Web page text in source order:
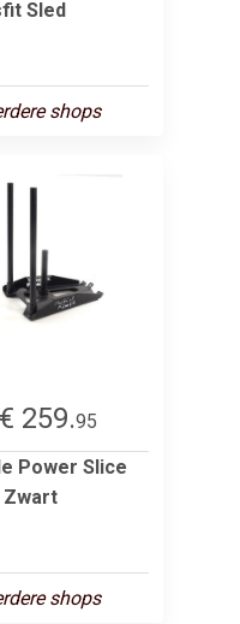
Sled
shops
€ 259.95
Power Slice
Zwart
shops